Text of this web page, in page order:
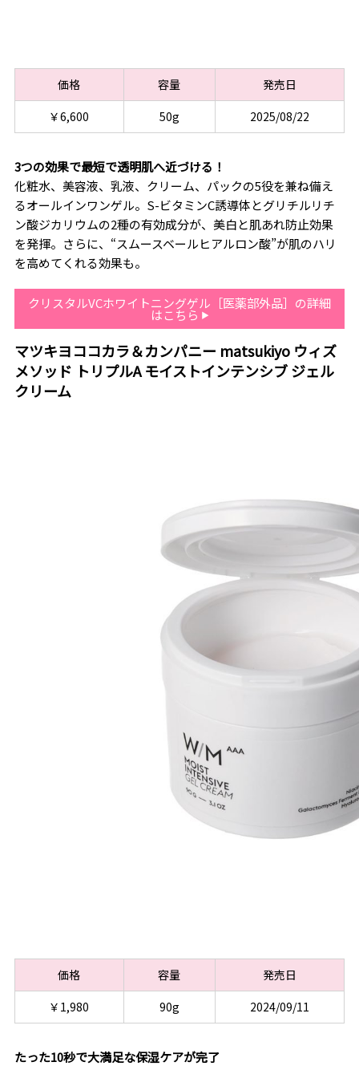
価格 容量
発売日
￥6,600
50g 2025/08/22
3つの効果で最短で透明肌へ近づける！
化粧水、美容液、乳液、クリーム、パックの5役を兼ね備え
るオールインワンゲル。S-ビタミンC誘導体とグリチルリチ
ン酸ジカリウムの2種の有効成分が、美白と肌あれ防止効果
を発揮。さらに、“スムースベールヒアルロン酸”が肌のハリ
を高めてくれる効果も。
クリスタルVCホワイトニングゲル［医薬部外品］の詳細
はこちら
マツキヨココカラ＆カンパニー matsukiyo ウィズ
メソッド トリプルA モイストインテンシブ ジェル
クリーム
価格 容量
発売日
￥1,980
90g 2024/09/11
たった10秒で大満足な保湿ケアが完了